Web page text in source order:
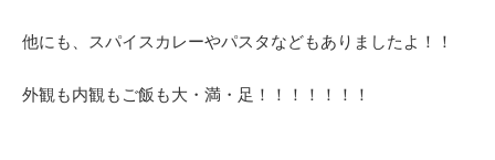
他にも、スパイスカレーやパスタなどもありましたよ！！
外観も内観もご飯も大・満・足！！！！！！！